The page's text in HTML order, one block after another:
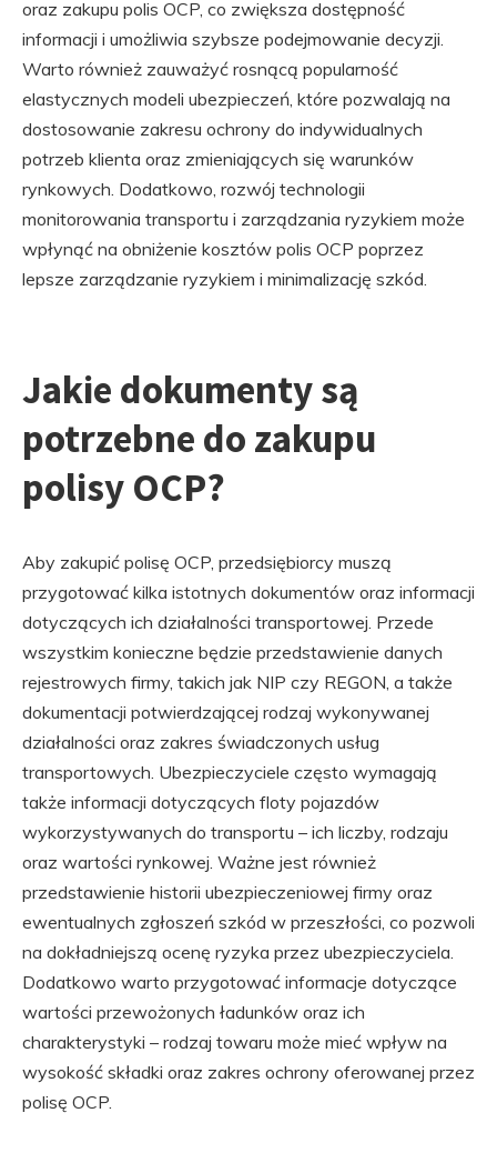
oraz zakupu polis OCP, co zwiększa dostępność
informacji i umożliwia szybsze podejmowanie decyzji.
Warto również zauważyć rosnącą popularność
elastycznych modeli ubezpieczeń, które pozwalają na
dostosowanie zakresu ochrony do indywidualnych
potrzeb klienta oraz zmieniających się warunków
rynkowych. Dodatkowo, rozwój technologii
monitorowania transportu i zarządzania ryzykiem może
wpłynąć na obniżenie kosztów polis OCP poprzez
lepsze zarządzanie ryzykiem i minimalizację szkód.
Jakie dokumenty są
potrzebne do zakupu
polisy OCP?
Aby zakupić polisę OCP, przedsiębiorcy muszą
przygotować kilka istotnych dokumentów oraz informacji
dotyczących ich działalności transportowej. Przede
wszystkim konieczne będzie przedstawienie danych
rejestrowych firmy, takich jak NIP czy REGON, a także
dokumentacji potwierdzającej rodzaj wykonywanej
działalności oraz zakres świadczonych usług
transportowych. Ubezpieczyciele często wymagają
także informacji dotyczących floty pojazdów
wykorzystywanych do transportu – ich liczby, rodzaju
oraz wartości rynkowej. Ważne jest również
przedstawienie historii ubezpieczeniowej firmy oraz
ewentualnych zgłoszeń szkód w przeszłości, co pozwoli
na dokładniejszą ocenę ryzyka przez ubezpieczyciela.
Dodatkowo warto przygotować informacje dotyczące
wartości przewożonych ładunków oraz ich
charakterystyki – rodzaj towaru może mieć wpływ na
wysokość składki oraz zakres ochrony oferowanej przez
polisę OCP.